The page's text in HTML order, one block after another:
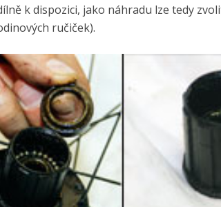
k dispozici, jako náhradu lze tedy
ručiček).